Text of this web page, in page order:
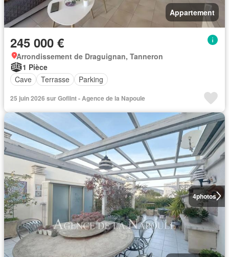
Appartement
245 000 €
Arrondissement de Draguignan, Tanneron
1 Pièce
Cave
Terrasse Parking
25 juin 2026 sur Goflint - Agence de la Napoule
4photos